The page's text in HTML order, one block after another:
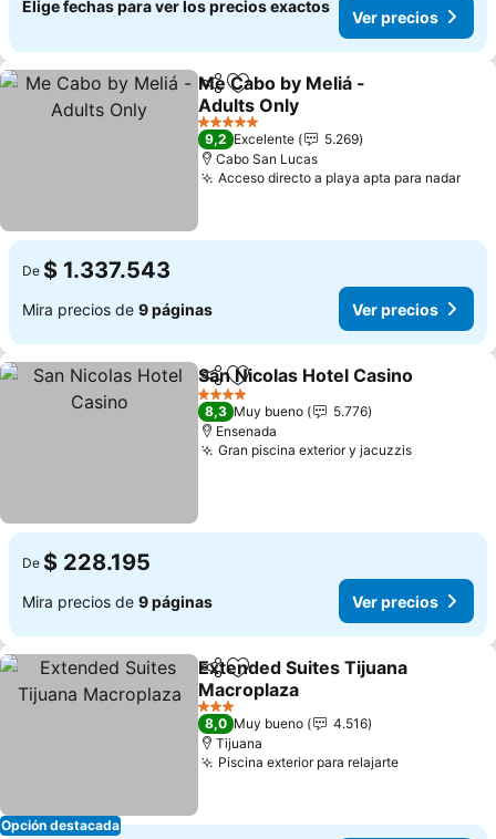
Elige fechas para ver los precios exactos
Ver precios
CompartirAgregar a favoritos
Me Cabo by Meliá -
Adults Only
Ver precios
5 Estrellas
9,2 Excelente
5.269
Cabo San Lucas
Acceso directo a playa apta para nadarVer
De $ 1.337.543
Mira precios de 9 páginas Ver precios
CompartirAgregar a favoritos
San Nicolas Hotel Casino
4 Estrellas
8,3 Muy bueno
5.776
Ensenada
Gran piscina exterior y jacuzzisVer
De $ 228.195
Mira precios de 9 páginas Ver precios
Opción destacada
CompartirAgregar a favoritos
Extended Suites Tijuana
Macroplaza
Ver precios
3 Estrellas
8,0 Muy bueno
4.516
Tijuana
Piscina exterior para relajarteVer precios